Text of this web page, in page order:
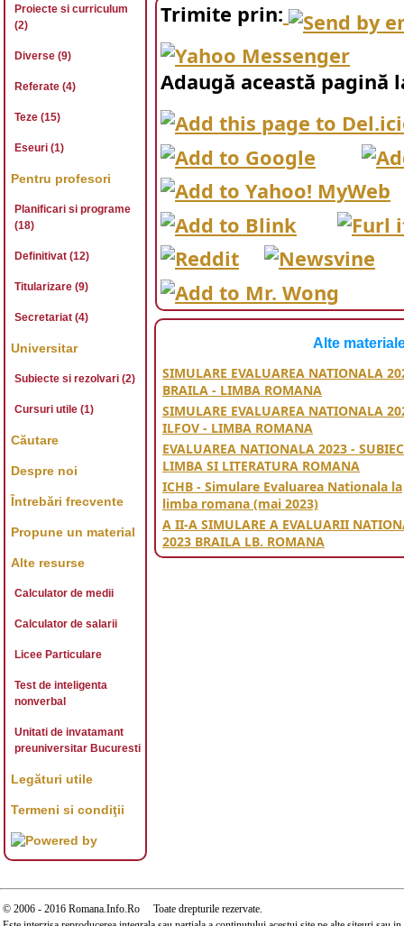
Trimite prin:
Adaugă această pagină
Alte
SIMULARE EVALUAREA NATIONALA
BRAILA - LIMBA ROMANA
SIMULARE EVALUAREA NATIONALA
ILFOV - LIMBA ROMANA
EVALUAREA NATIONALA 2023 -
LIMBA SI LITERATURA ROMANA
ICHB - Simulare Evaluarea Nationala la
limba romana (mai 2023)
A II-A SIMULARE A EVALUARII
2023 BRAILA LB. ROMANA
Proiecte si curriculum
(2)
Diverse (9)
Referate (4)
Teze (15)
Eseuri (1)
Pentru profesori
Planificari si programe
(18)
Definitivat (12)
Titularizare (9)
Secretariat (4)
Universitar
Subiecte si rezolvari (2)
Cursuri utile (1)
Căutare
Despre noi
Întrebări frecvente
Propune un material
Alte resurse
Calculator de medii
Calculator de salarii
Licee Particulare
Test de inteligenta
nonverbal
Unitati de invatamant
preuniversitar Bucuresti
Legături utile
Termeni si condiţii
© 2006 - 2016 Romana.Info.Ro Toate drepturile rezervate.